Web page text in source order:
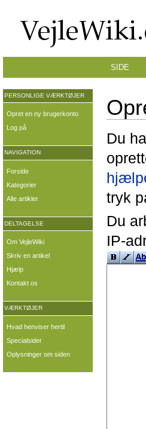
Du
tryk
Du
IP-
SIDE
PERSONLIGE VÆRKTØJER
Opret en ny brugerkonto
Log på
NAVIGATION
Forside
Kategorier
Alle artikler
DELTAGELSE
Om VejleWiki
Skriv en artikel
Hjælp
Kontakt os
VÆRKTØJER
Hvad henviser hertil
Specialsider
Oplysninger om siden